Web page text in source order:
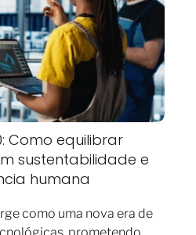
Como equilibrar
sustentabilidade e
humana
como uma nova era de